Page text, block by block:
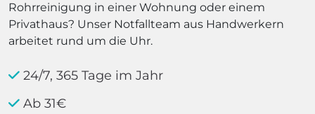
Rohrreinigung in einer Wohnung oder einem
Privathaus? Unser Notfallteam aus Handwerkern
arbeitet rund um die Uhr.
24/7, 365 Tage im Jahr
Ab 31€